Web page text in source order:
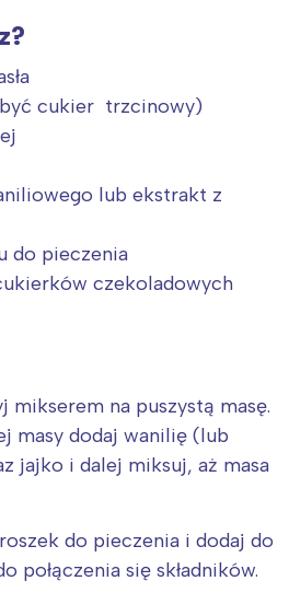
cukier trzcinowy)
lub ekstrakt z
do pieczenia
czekoladowych
mikserem na puszystą masę.
masy dodaj wanilię (lub
jajko i dalej miksuj, aż masa
do pieczenia i dodaj do
połączenia się składników.